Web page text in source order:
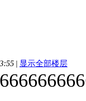
| 显示全部楼层